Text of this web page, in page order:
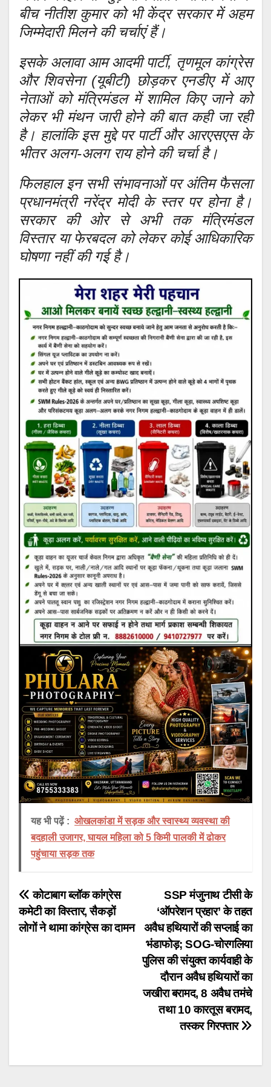
बीच नीतीश कुमार को भी केंद्र सरकार में अहम
जिम्मेदारी मिलने की चर्चाएं हैं।
इसके अलावा आम आदमी पार्टी, तृणमूल कांग्रेस
और शिवसेना (यूबीटी) छोड़कर एनडीए में आए
नेताओं को मंत्रिमंडल में शामिल किए जाने को
लेकर भी मंथन जारी होने की बात कही जा रही
है। हालांकि इस मुद्दे पर पार्टी और आरएसएस के
भीतर अलग-अलग राय होने की चर्चा है।
फिलहाल इन सभी संभावनाओं पर अंतिम फैसला
प्रधानमंत्री नरेंद्र मोदी के स्तर पर होना है।
सरकार की ओर से अभी तक मंत्रिमंडल
विस्तार या फेरबदल को लेकर कोई आधिकारिक
घोषणा नहीं की गई है।
यह भी पढ़ें : ओखलकांडा में सड़क और स्वास्थ्य व्यवस्था की
बदहाली उजागर, घायल महिला को 5 किमी पालकी में ढोकर
पहुंचाया सड़क तक
Post
navigation
SSP मंजुनाथ टीसी के
‘ऑपरेशन प्रहार’ के तहत
अवैध हथियारों की सप्लाई का
भंडाफोड़; SOG-चोरगलिया
पुलिस की संयुक्त कार्यवाही के
दौरान अवैध हथियारों का
जखीरा बरामद, 8 अवैध तमंचे
तथा 10 कारतूस बरामद,
तस्कर गिरफ्तार
कोटाबाग ब्लॉक कांग्रेस
कमेटी का विस्तार, सैकड़ों
लोगों ने थामा कांग्रेस का दामन